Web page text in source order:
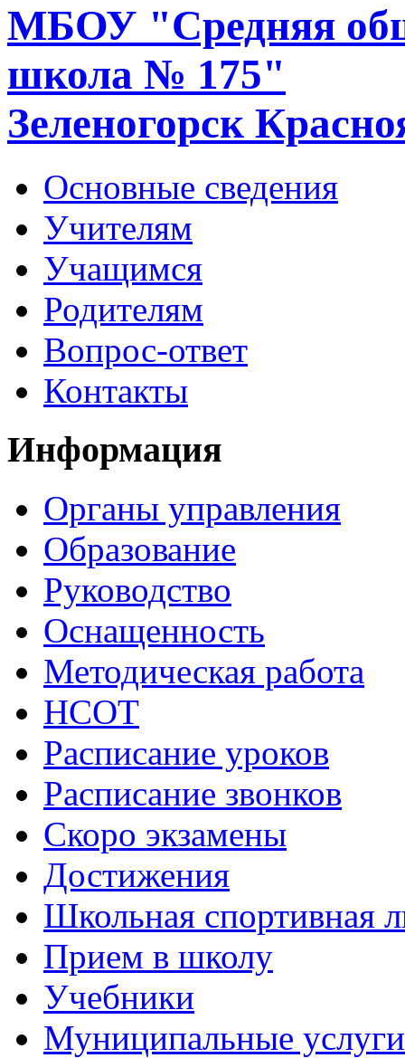
МБОУ "Средняя
школа № 175"
Зеленогорск
Основные сведения
Учителям
Учащимся
Родителям
Вопрос-ответ
Контакты
Информация
Органы управления
Образование
Руководство
Оснащенность
Методическая работа
НСОТ
Расписание уроков
Расписание звонков
Скоро экзамены
Достижения
Школьная спортивная
Прием в школу
Учебники
Муниципальные услуги